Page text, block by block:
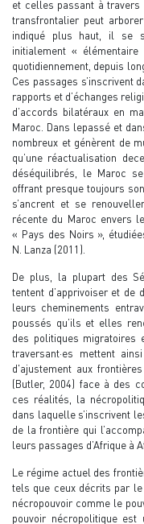
et celles passant à
transfrontalier peut
indiqué plus haut, il se
initialement «
quotidiennement, depuis
Ces passages s’inscrivent
rapports et d’échanges
d’accords bilatéraux en
Maroc. Dans lepassé et
nombreux et génèrent de
qu’une réactualisation
déséquilibrés, le Maroc
offrant presque toujours
s’ancrent et se
récente du Maroc envers
« Pays des Noirs »,
N. Lanza (2011).
De plus, la plupart des
tentent d’apprivoiser et de
leurs cheminements
poussés qu’ils et elles
des politiques migratoires
traversant·es mettent
d'ajustement aux
(Butler, 2004) face à des
ces réalités, la
dans laquelle s’inscrivent
de la frontière qui
leurs passages d’Afrique à
Le régime actuel des
tels que ceux décrits par
nécropouvoir comme le
pouvoir nécropolitique est